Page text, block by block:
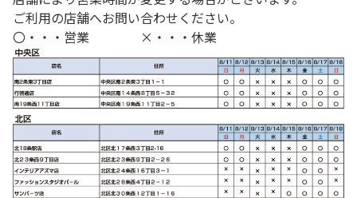
ご利用の店舗へお問い合わせください。
〇・・・営業 ×・・・休業